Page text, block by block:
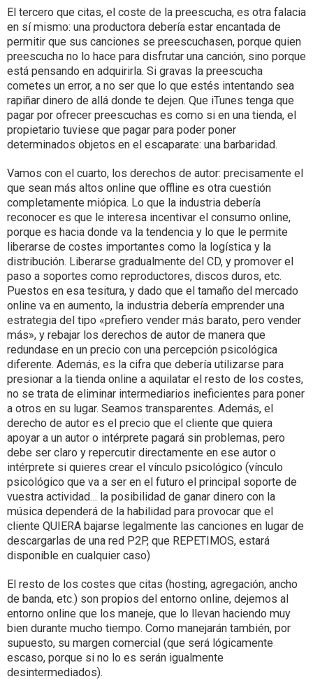
El tercero que citas, el coste de la preescucha, es otra falacia
en sí mismo: una productora debería estar encantada de
permitir que sus canciones se preescuchasen, porque quien
preescucha no lo hace para disfrutar una canción, sino porque
está pensando en adquirirla. Si gravas la preescucha
cometes un error, a no ser que lo que estés intentando sea
rapiñar dinero de allá donde te dejen. Que iTunes tenga que
pagar por ofrecer preescuchas es como si en una tienda, el
propietario tuviese que pagar para poder poner
determinados objetos en el escaparate: una barbaridad.
Vamos con el cuarto, los derechos de autor: precisamente el
que sean más altos online que offline es otra cuestión
completamente miópica. Lo que la industria debería
reconocer es que le interesa incentivar el consumo online,
porque es hacia donde va la tendencia y lo que le permite
liberarse de costes importantes como la logística y la
distribución. Liberarse gradualmente del CD, y promover el
paso a soportes como reproductores, discos duros, etc.
Puestos en esa tesitura, y dado que el tamaño del mercado
online va en aumento, la industria debería emprender una
estrategia del tipo «prefiero vender más barato, pero vender
más», y rebajar los derechos de autor de manera que
redundase en un precio con una percepción psicológica
diferente. Además, es la cifra que debería utilizarse para
presionar a la tienda online a aquilatar el resto de los costes,
no se trata de eliminar intermediarios ineficientes para poner
a otros en su lugar. Seamos transparentes. Además, el
derecho de autor es el precio que el cliente que quiera
apoyar a un autor o intérprete pagará sin problemas, pero
debe ser claro y repercutir directamente en ese autor o
intérprete si quieres crear el vínculo psicológico (vínculo
psicológico que va a ser en el futuro el principal soporte de
vuestra actividad… la posibilidad de ganar dinero con la
música dependerá de la habilidad para provocar que el
cliente QUIERA bajarse legalmente las canciones en lugar de
descargarlas de una red P2P, que REPETIMOS, estará
disponible en cualquier caso)
El resto de los costes que citas (hosting, agregación, ancho
de banda, etc.) son propios del entorno online, dejemos al
entorno online que los maneje, que lo llevan haciendo muy
bien durante mucho tiempo. Como manejarán también, por
supuesto, su margen comercial (que será lógicamente
escaso, porque si no lo es serán igualmente
desintermediados).